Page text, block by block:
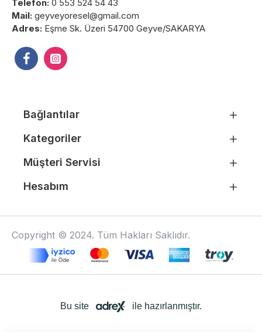
Telefon: 0 553 524 54 43
Mail: geyveyoresel@gmail.com
Adres: Eşme Sk. Üzeri 54700 Geyve/SAKARYA
Bağlantılar
Kategoriler
Müşteri Servisi
Hesabım
Copyright © 2024. Tüm Hakları Saklıdır.
Bu site ile hazırlanmıştır.